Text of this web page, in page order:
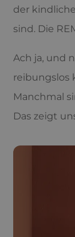
der
sind. Die
Ach ja, und
reibungslos
Manchmal
Das zeigt